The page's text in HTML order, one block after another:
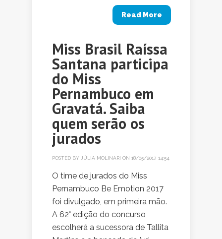
Read More
Miss Brasil Raíssa
Santana participa
do Miss
Pernambuco em
Gravatá. Saiba
quem serão os
jurados
POSTED BY JÚLIA MOLINARI ON 18/05/2017, 14:54
O time de jurados do Miss
Pernambuco Be Emotion 2017
foi divulgado, em primeira mão.
A 62° edição do concurso
escolherá a sucessora de Tallita